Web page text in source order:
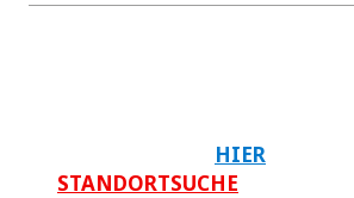
HIER
STANDORTSUCHE